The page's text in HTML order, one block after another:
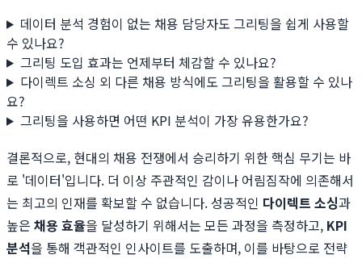
데이터 분석 경험이 없는 채용 담당자도 그리팅을 쉽게 사용할
수 있나요?
그리팅 도입 효과는 언제부터 체감할 수 있나요?
다이렉트 소싱 외 다른 채용 방식에도 그리팅을 활용할 수 있나
요?
그리팅을 사용하면 어떤 KPI 분석이 가장 유용한가요?
결론적으로, 현대의 채용 전쟁에서 승리하기 위한 핵심 무기는 바
로 '데이터'입니다. 더 이상 주관적인 감이나 어림짐작에 의존해서
는 최고의 인재를 확보할 수 없습니다. 성공적인 다이렉트 소싱과
높은 채용 효율을 달성하기 위해서는 모든 과정을 측정하고, KPI
분석을 통해 객관적인 인사이트를 도출하며, 이를 바탕으로 전략